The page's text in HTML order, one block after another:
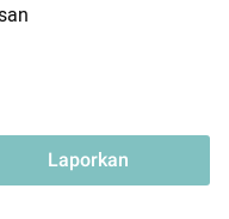
Laporkan